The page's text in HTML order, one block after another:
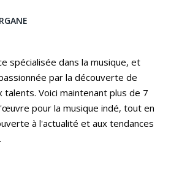
spécialisée dans la musique, et
par la découverte de
talents. Voici maintenant plus de 7
pour la musique indé, tout en
à l'actualité et aux tendances